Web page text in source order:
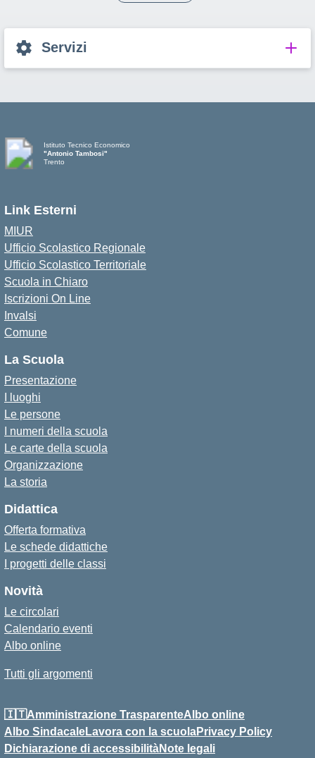
Servizi
Istituto Tecnico Economico
"Antonio Tambosi"
Trento
Link Esterni
MIUR
Ufficio Scolastico Regionale
Ufficio Scolastico Territoriale
Scuola in Chiaro
Iscrizioni On Line
Invalsi
Comune
La Scuola
Presentazione
I luoghi
Le persone
I numeri della scuola
Le carte della scuola
Organizzazione
La storia
Didattica
Offerta formativa
Le schede didattiche
I progetti delle classi
Novità
Le circolari
Calendario eventi
Albo online
Tutti gli argomenti
🇮🇹Amministrazione TrasparenteAlbo online
Albo SindacaleLavora con la scuolaPrivacy Policy
Dichiarazione di accessibilitàNote legali